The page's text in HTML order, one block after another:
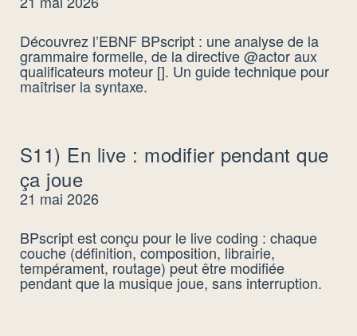
Découvrez l’EBNF BPscript : une analyse de la
grammaire formelle, de la directive @actor aux
qualificateurs moteur []. Un guide technique pour
maîtriser la syntaxe.
S11) En live : modifier pendant que
ça joue
21 mai 2026
BPscript est conçu pour le live coding : chaque
couche (définition, composition, librairie,
tempérament, routage) peut être modifiée
pendant que la musique joue, sans interruption.